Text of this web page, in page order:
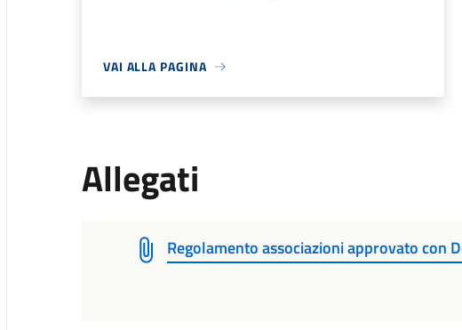
VAI ALLA PAGINA
Allegati
Regolamento associazioni approvato con